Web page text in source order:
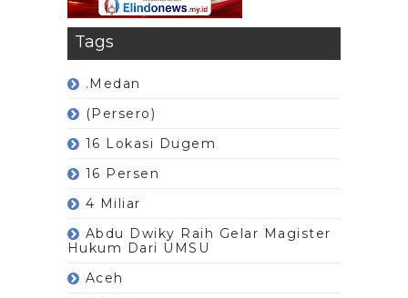
Tags
.Medan
(Persero)
16 Lokasi Dugem
16 Persen
4 Miliar
Abdu Dwiky Raih Gelar Magister
Hukum Dari UMSU
Aceh